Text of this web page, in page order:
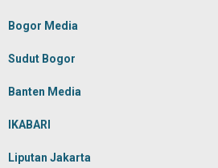
Bogor Media
Sudut Bogor
Banten Media
IKABARI
Liputan Jakarta